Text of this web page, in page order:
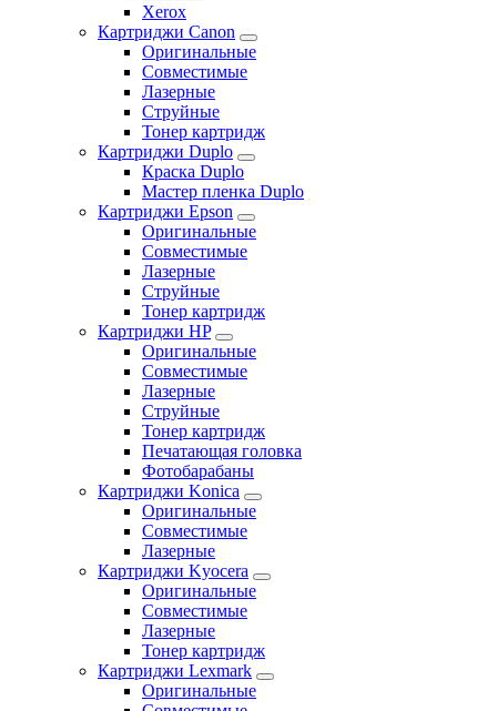
Xerox
Картриджи Canon
Оригинальные
Совместимые
Лазерные
Струйные
Тонер картридж
Картриджи Duplo
Краска Duplo
Мастер пленка Duplo
Картриджи Epson
Оригинальные
Совместимые
Лазерные
Струйные
Тонер картридж
Картриджи HP
Оригинальные
Совместимые
Лазерные
Струйные
Тонер картридж
Печатающая головка
Фотобарабаны
Картриджи Konica
Оригинальные
Совместимые
Лазерные
Картриджи Kyocera
Оригинальные
Совместимые
Лазерные
Тонер картридж
Картриджи Lexmark
Оригинальные